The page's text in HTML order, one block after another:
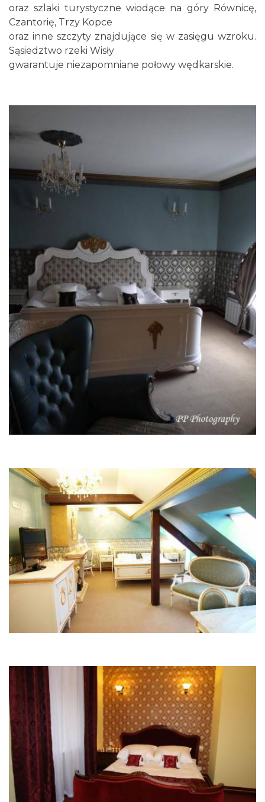
oraz szlaki turystyczne wiodące na góry Równicę,
Czantorię, Trzy Kopce
oraz inne szczyty znajdujące się w zasięgu wzroku.
Sąsiedztwo rzeki Wisły
gwarantuje niezapomniane połowy wędkarskie.